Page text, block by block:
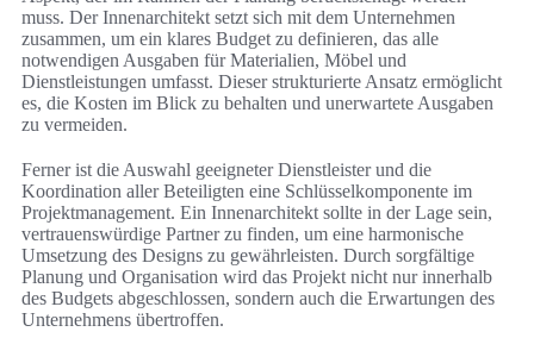
muss. Der Innenarchitekt setzt sich mit dem Unternehmen
zusammen, um ein klares Budget zu definieren, das alle
notwendigen Ausgaben für Materialien, Möbel und
Dienstleistungen umfasst. Dieser strukturierte Ansatz ermöglicht
es, die Kosten im Blick zu behalten und unerwartete Ausgaben
zu vermeiden.
Ferner ist die Auswahl geeigneter Dienstleister und die
Koordination aller Beteiligten eine Schlüsselkomponente im
Projektmanagement. Ein Innenarchitekt sollte in der Lage sein,
vertrauenswürdige Partner zu finden, um eine harmonische
Umsetzung des Designs zu gewährleisten. Durch sorgfältige
Planung und Organisation wird das Projekt nicht nur innerhalb
des Budgets abgeschlossen, sondern auch die Erwartungen des
Unternehmens übertroffen.